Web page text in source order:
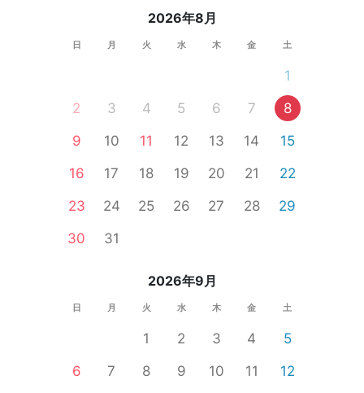
2026年8月
日 月 火 水 木 金 土
1
2
3 4 5 6 7
8
9
10 11 12 13 14
15
16
17 18 19 20 21
22
23
24 25 26 27 28
29
30
31
2026年9月
日 月 火 水 木 金 土
1 2 3 4
5
6
7 8 9 10 11
12